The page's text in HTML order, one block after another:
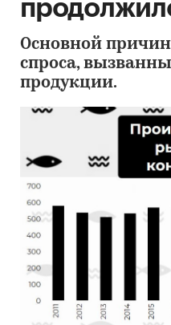
Основной
спроса,
продукции.